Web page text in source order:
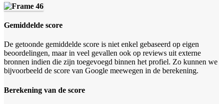
Gemiddelde score
De getoonde gemiddelde score is niet enkel gebaseerd op eigen
beoordelingen, maar in veel gevallen ook op reviews uit externe
bronnen indien die zijn toegevoegd binnen het profiel. Zo kunnen we
bijvoorbeeld de score van Google meewegen in de berekening.
Berekening van de score